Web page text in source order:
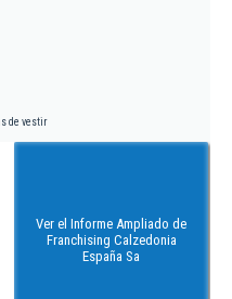
de vestir
Ver el Informe Ampliado de
Franchising Calzedonia
España Sa